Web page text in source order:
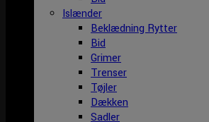
Islænder
Beklædning Rytter
Bid
Grimer
Trenser
Tøjler
Dækken
Sadler